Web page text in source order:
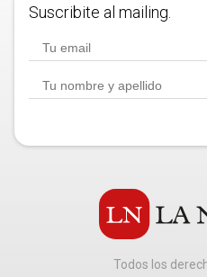
Suscribite al mailing.
Todos los